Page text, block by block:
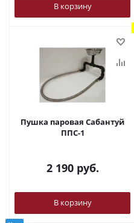
В корзину
Пушка паровая Сабантуй
ППС-1
2 190руб.
В корзину